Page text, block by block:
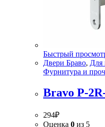
Быстрый
Двери Браво, Для
Фурнитура и
Bravo P-
294₽
Оценка 0 из 5